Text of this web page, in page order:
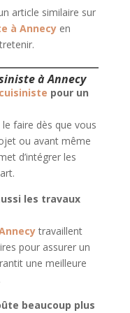
article similaire sur
à Annecyen
à Annecy
cuisiniste pour un
faire dès que vous
ou avant même
d’intégrer les
les travaux
travaillent
pour assurer un
une meilleure
beaucoup plus